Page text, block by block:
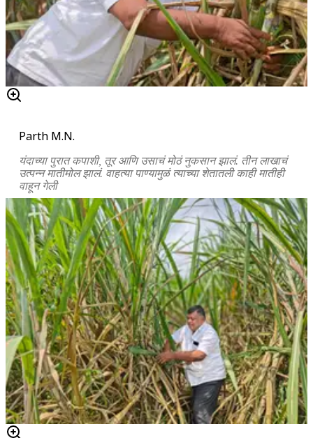
Parth M.N.
यंदाच्या पुरात कपाशी, तूर आणि उसाचं मोठं नुकसान झालं. तीन लाखाचं
उत्पन्न मातीमोल झालं. वाहत्या पाण्यामुळं त्याच्या शेतातली काही मातीही
वाहून गेली